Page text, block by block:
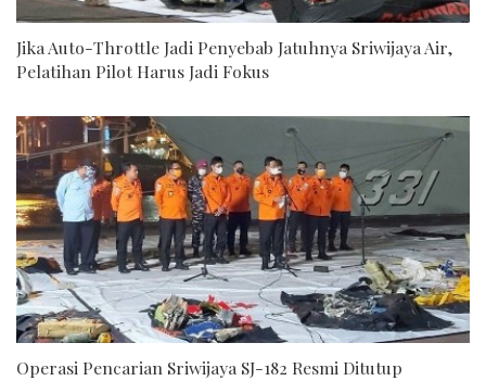
Jika Auto-Throttle Jadi Penyebab Jatuhnya Sriwijaya Air,
Pelatihan Pilot Harus Jadi Fokus
Operasi Pencarian Sriwijaya SJ-182 Resmi Ditutup